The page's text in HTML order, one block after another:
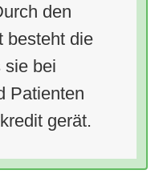
den
besteht die
sie bei
Patienten
gerät.